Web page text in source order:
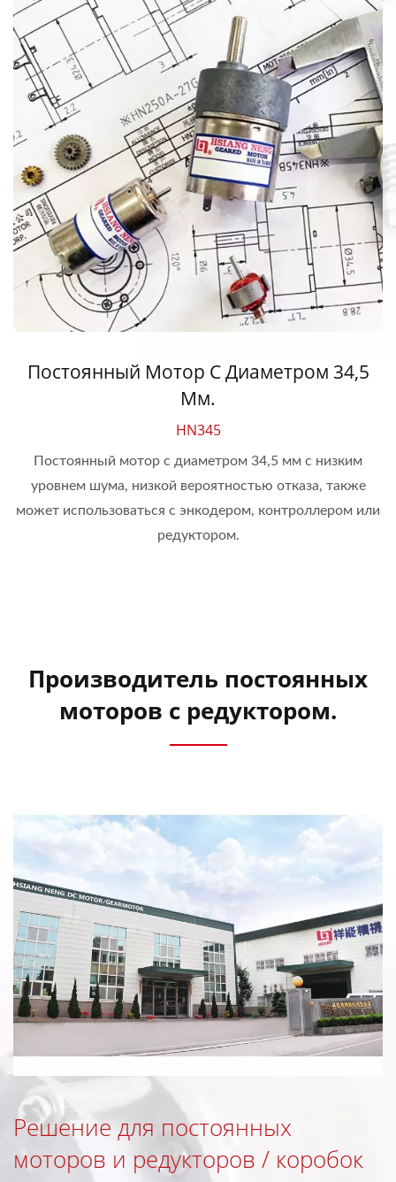
Постоянный Мотор С Диаметром 34,5
Мм.
HN345
Постоянный мотор с диаметром 34,5 мм с низким
уровнем шума, низкой вероятностью отказа, также
может использоваться с энкодером, контроллером или
редуктором.
Производитель постоянных
моторов с редуктором.
Решение для постоянных
моторов и редукторов / коробок